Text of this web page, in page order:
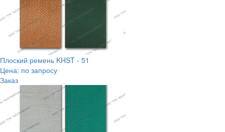
Плоский ремень KHST - 51
Цена: по запросу
Заказ